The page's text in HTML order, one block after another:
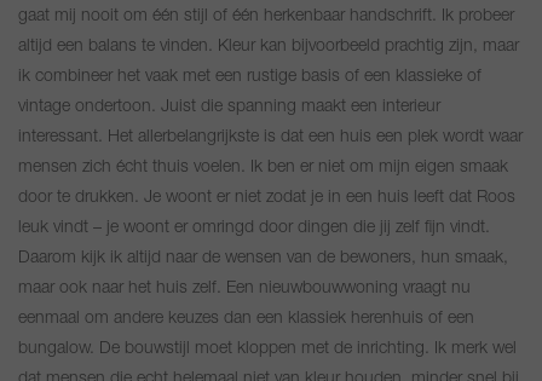
gaat mij nooit om één stijl of één herkenbaar handschrift. Ik probeer
altijd een balans te vinden. Kleur kan bijvoorbeeld prachtig zijn, maar
ik combineer het vaak met een rustige basis of een klassieke of
vintage ondertoon. Juist die spanning maakt een interieur
interessant. Het allerbelangrijkste is dat een huis een plek wordt waar
mensen zich écht thuis voelen. Ik ben er niet om mijn eigen smaak
door te drukken. Je woont er niet zodat je in een huis leeft dat Roos
leuk vindt – je woont er omringd door dingen die jij zelf fijn vindt.
Daarom kijk ik altijd naar de wensen van de bewoners, hun smaak,
maar ook naar het huis zelf. Een nieuwbouwwoning vraagt nu
eenmaal om andere keuzes dan een klassiek herenhuis of een
bungalow. De bouwstijl moet kloppen met de inrichting. Ik merk wel